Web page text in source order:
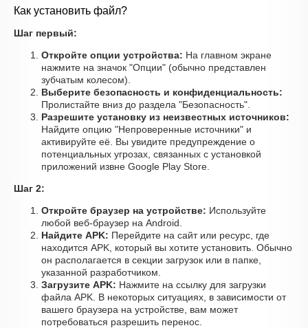
Как установить файл?
Шаг первый:
Откройте опции устройства: На главном экране
нажмите на значок "Опции" (обычно представлен
зубчатым колесом).
Выберите безопасность и конфиденциальность:
Пролистайте вниз до раздела "Безопасность".
Разрешите установку из неизвестных источников:
Найдите опцию "Непроверенные источники" и
активируйте её. Вы увидите предупреждение о
потенциальных угрозах, связанных с установкой
приложений извне Google Play Store.
Шаг 2:
Откройте браузер на устройстве: Используйте
любой веб-браузер на Android.
Найдите APK: Перейдите на сайт или ресурс, где
находится APK, который вы хотите установить. Обычно
он располагается в секции загрузок или в папке,
указанной разработчиком.
Загрузите APK: Нажмите на ссылку для загрузки
файла APK. В некоторых ситуациях, в зависимости от
вашего браузера на устройстве, вам может
потребоваться разрешить перенос.